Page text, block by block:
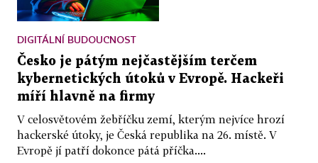
DIGITÁLNÍ BUDOUCNOST
Česko je pátým nejčastějším terčem
kybernetických útoků v Evropě. Hackeři
míří hlavně na firmy
V celosvětovém žebříčku zemí, kterým nejvíce hrozí
hackerské útoky, je Česká republika na 26. místě. V
Evropě jí patří dokonce pátá příčka....